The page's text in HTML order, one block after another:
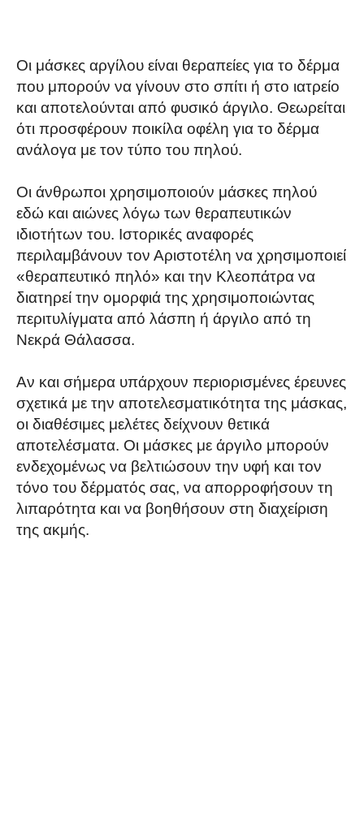
Οι μάσκες αργίλου είναι θεραπείες για το δέρμα
που μπορούν να γίνουν στο σπίτι ή στο ιατρείο
και αποτελούνται από φυσικό άργιλο. Θεωρείται
ότι προσφέρουν ποικίλα οφέλη για το δέρμα
ανάλογα με τον τύπο του πηλού.
Οι άνθρωποι χρησιμοποιούν μάσκες πηλού
εδώ και αιώνες λόγω των θεραπευτικών
ιδιοτήτων του. Ιστορικές αναφορές
περιλαμβάνουν τον Αριστοτέλη να χρησιμοποιεί
«θεραπευτικό πηλό» και την Κλεοπάτρα να
διατηρεί την ομορφιά της χρησιμοποιώντας
περιτυλίγματα από λάσπη ή άργιλο από τη
Νεκρά Θάλασσα.
Αν και σήμερα υπάρχουν περιορισμένες έρευνες
σχετικά με την αποτελεσματικότητα της μάσκας,
οι διαθέσιμες μελέτες δείχνουν θετικά
αποτελέσματα. Οι μάσκες με άργιλο μπορούν
ενδεχομένως να βελτιώσουν την υφή και τον
τόνο του δέρματός σας, να απορροφήσουν τη
λιπαρότητα και να βοηθήσουν στη διαχείριση
της ακμής.